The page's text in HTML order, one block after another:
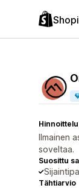
Hinnoittelu
Ilmainen
soveltaa.
Suosittu
Tähtiarvio